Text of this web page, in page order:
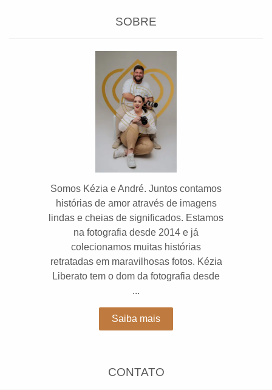
SOBRE
Somos Kézia e André. Juntos contamos
histórias de amor através de imagens
lindas e cheias de significados. Estamos
na fotografia desde 2014 e já
colecionamos muitas histórias
retratadas em maravilhosas fotos. Kézia
Liberato tem o dom da fotografia desde
...
Saiba mais
CONTATO